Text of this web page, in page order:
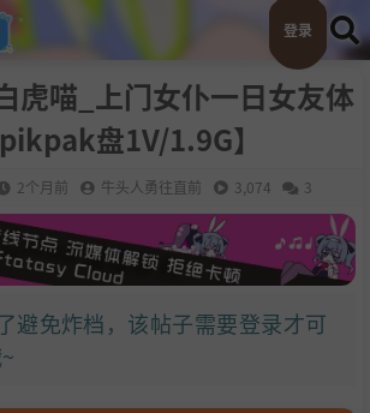
登录
虎喵_上门女仆一日女友体
盘1V/1.9G】
2个月前 牛头人勇往直前 3,074 3
避免炸档，该帖子需要登录才可